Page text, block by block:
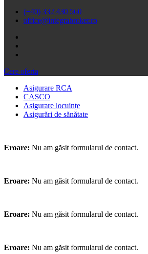
(+40) 332 430 560
office@integrabroker.ro
Cere oferta
Asigurare RCA
CASCO
Asigurare locuințe
Asigurări de sănătate
Eroare: Nu am găsit formularul de contact.
Eroare: Nu am găsit formularul de contact.
Eroare: Nu am găsit formularul de contact.
Eroare: Nu am găsit formularul de contact.